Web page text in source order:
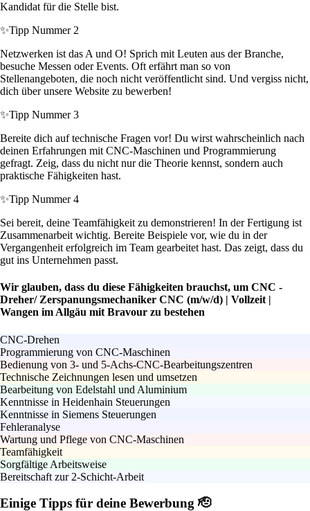
Kandidat für die Stelle bist.
✨Tipp Nummer 2
Netzwerken ist das A und O! Sprich mit Leuten aus der Branche,
besuche Messen oder Events. Oft erfährt man so von
Stellenangeboten, die noch nicht veröffentlicht sind. Und vergiss nicht,
dich über unsere Website zu bewerben!
✨Tipp Nummer 3
Bereite dich auf technische Fragen vor! Du wirst wahrscheinlich nach
deinen Erfahrungen mit CNC-Maschinen und Programmierung
gefragt. Zeig, dass du nicht nur die Theorie kennst, sondern auch
praktische Fähigkeiten hast.
✨Tipp Nummer 4
Sei bereit, deine Teamfähigkeit zu demonstrieren! In der Fertigung ist
Zusammenarbeit wichtig. Bereite Beispiele vor, wie du in der
Vergangenheit erfolgreich im Team gearbeitet hast. Das zeigt, dass du
gut ins Unternehmen passt.
Wir glauben, dass du diese Fähigkeiten brauchst, um CNC -
Dreher/ Zerspanungsmechaniker CNC (m/w/d) | Vollzeit |
Wangen im Allgäu mit Bravour zu bestehen
CNC-Drehen
Programmierung von CNC-Maschinen
Bedienung von 3- und 5-Achs-CNC-Bearbeitungszentren
Technische Zeichnungen lesen und umsetzen
Bearbeitung von Edelstahl und Aluminium
Kenntnisse in Heidenhain Steuerungen
Kenntnisse in Siemens Steuerungen
Fehleranalyse
Wartung und Pflege von CNC-Maschinen
Teamfähigkeit
Sorgfältige Arbeitsweise
Bereitschaft zur 2-Schicht-Arbeit
Einige Tipps für deine Bewerbung 🫡